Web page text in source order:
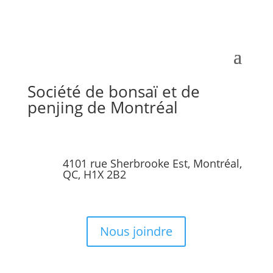
Société de bonsaï et de
penjing de Montréal
4101 rue Sherbrooke Est, Montréal,
QC, H1X 2B2
Nous joindre